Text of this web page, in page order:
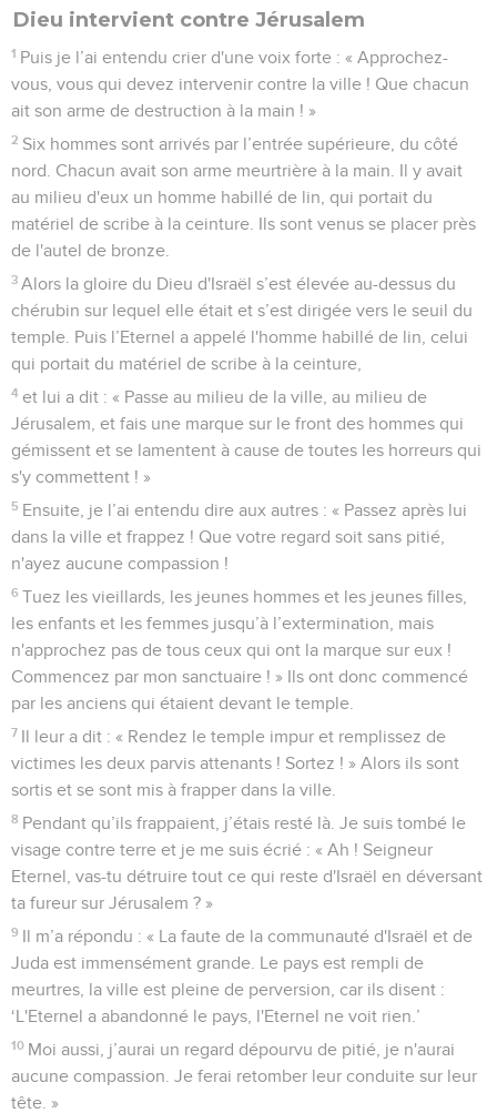
Dieu intervient contre Jérusalem
1 Puis je l’ai entendu crier d'une voix forte : « Approchez-
vous, vous qui devez intervenir contre la ville ! Que chacun
ait son arme de destruction à la main ! »
2 Six hommes sont arrivés par l’entrée supérieure, du côté
nord. Chacun avait son arme meurtrière à la main. Il y avait
au milieu d'eux un homme habillé de lin, qui portait du
matériel de scribe à la ceinture. Ils sont venus se placer près
de l'autel de bronze.
3 Alors la gloire du Dieu d'Israël s’est élevée au-dessus du
chérubin sur lequel elle était et s’est dirigée vers le seuil du
temple. Puis l’Eternel a appelé l'homme habillé de lin, celui
qui portait du matériel de scribe à la ceinture,
4 et lui a dit : « Passe au milieu de la ville, au milieu de
Jérusalem, et fais une marque sur le front des hommes qui
gémissent et se lamentent à cause de toutes les horreurs qui
s'y commettent ! »
5 Ensuite, je l’ai entendu dire aux autres : « Passez après lui
dans la ville et frappez ! Que votre regard soit sans pitié,
n'ayez aucune compassion !
6 Tuez les vieillards, les jeunes hommes et les jeunes filles,
les enfants et les femmes jusqu’à l’extermination, mais
n'approchez pas de tous ceux qui ont la marque sur eux !
Commencez par mon sanctuaire ! » Ils ont donc commencé
par les anciens qui étaient devant le temple.
7 Il leur a dit : « Rendez le temple impur et remplissez de
victimes les deux parvis attenants ! Sortez ! » Alors ils sont
sortis et se sont mis à frapper dans la ville.
8 Pendant qu’ils frappaient, j’étais resté là. Je suis tombé le
visage contre terre et je me suis écrié : « Ah ! Seigneur
Eternel, vas-tu détruire tout ce qui reste d'Israël en déversant
ta fureur sur Jérusalem ? »
9 Il m’a répondu : « La faute de la communauté d'Israël et de
Juda est immensément grande. Le pays est rempli de
meurtres, la ville est pleine de perversion, car ils disent :
‘L'Eternel a abandonné le pays, l'Eternel ne voit rien.’
10 Moi aussi, j’aurai un regard dépourvu de pitié, je n'aurai
aucune compassion. Je ferai retomber leur conduite sur leur
tête. »